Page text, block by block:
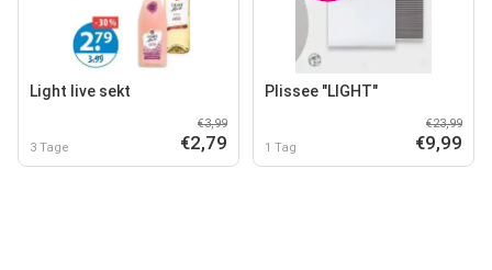
Light live sekt
3 Tage
€3,99
€2,79
Plissee "LIGHT"
1 Tag
€23,99
€9,99